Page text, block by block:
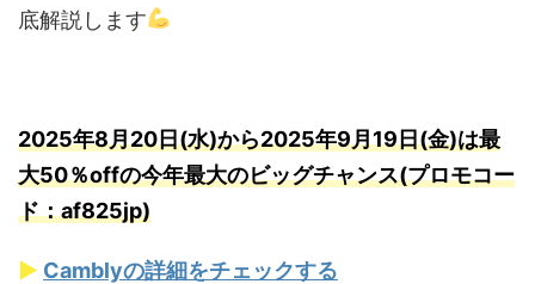
底解説します
2025年8月20日(水)から2025年9月19日(金)は最
大50％offの今年最大のビッグチャンス(プロモコー
ド：af825jp)
▶ Camblyの詳細をチェックする